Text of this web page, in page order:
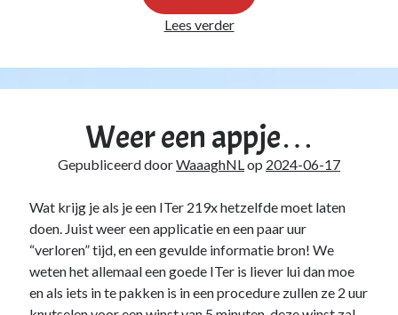
Lees verderUnifi
Server
op
Weer een appje…
Gepubliceerd doorWaaaghNLop 2024-06-17
Wat krijg je als je een ITer 219x hetzelfde moet laten
doen. Juist weer een applicatie en een paar uur
“verloren” tijd, en een gevulde informatie bron! We
weten het allemaal een goede ITer is liever lui dan moe
en als iets in te pakken is in een procedure zullen ze 2 uur